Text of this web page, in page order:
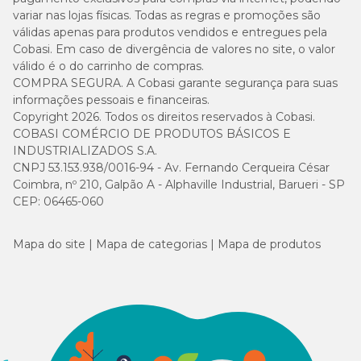
Piracicaba/SP;
Cobasi Campinas -Iguatemi:
Avenida Iguatemi, 777 - loja
02 piso 01 - Vila Brandina, Campinas/SP;
Cobasi Braz Leme:Avenida Braz Leme, 278 - Casa Verde,
São Paulo/SP;
Cobasi Sena Madureira:Rua Sena Madureira, 1.484 - Vila
Clementino, São Paulo/SP;
Cobasi Rebouças:Avenida Rebouças, 2360 - Pinheiros, São
Paulo/SP;
Cobasi Londrina - Madre Leônia:
Milito, 2.121 Loja 3 - Bela Suíça, Londrina/PR;
Cobasi Curitiba Linha Verde:
Avenida Senador Salgado
variar nas lojas físicas. Todas as regras e promoções são
válidas apenas para produtos vendidos e entregues pela
Cobasi. Em caso de divergência de valores no site, o valor
válido é o do carrinho de compras.
COMPRA SEGURA. A Cobasi garante segurança para suas
informações pessoais e financeiras.
Copyright 2026. Todos os direitos reservados à Cobasi.
COBASI COMÉRCIO DE PRODUTOS BÁSICOS E
INDUSTRIALIZADOS S.A.
CNPJ 53.153.938/0016-94 - Av. Fernando Cerqueira César
Coimbra, nº 210, Galpão A - Alphaville Industrial, Barueri - SP
CEP: 06465-060
Mapa do site Mapa de categorias Mapa de produtos